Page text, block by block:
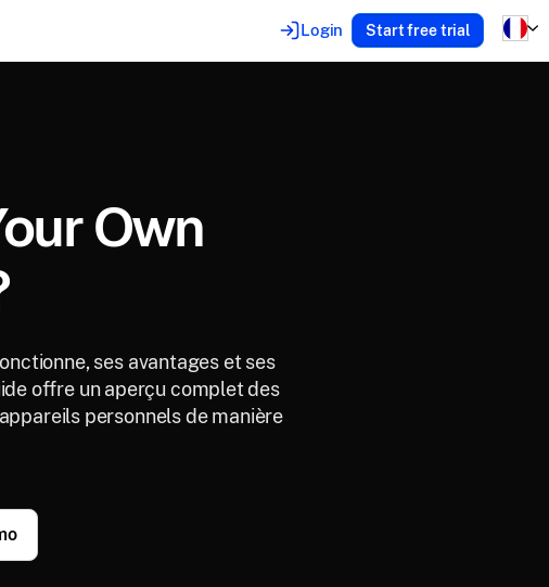
Login Start free trial
Own
ses avantages et ses
offre un aperçu complet des
personnels de manière